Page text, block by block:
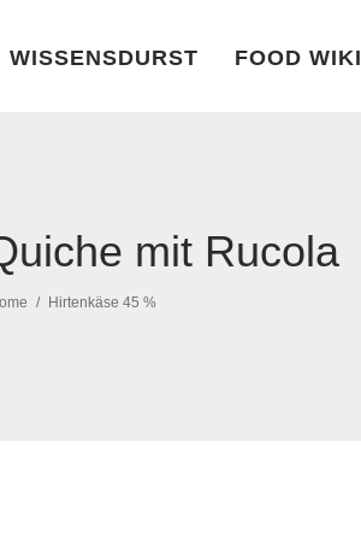
WISSENSDURST FOOD WIKI
mit Rucola
Hirtenkäse 45 %